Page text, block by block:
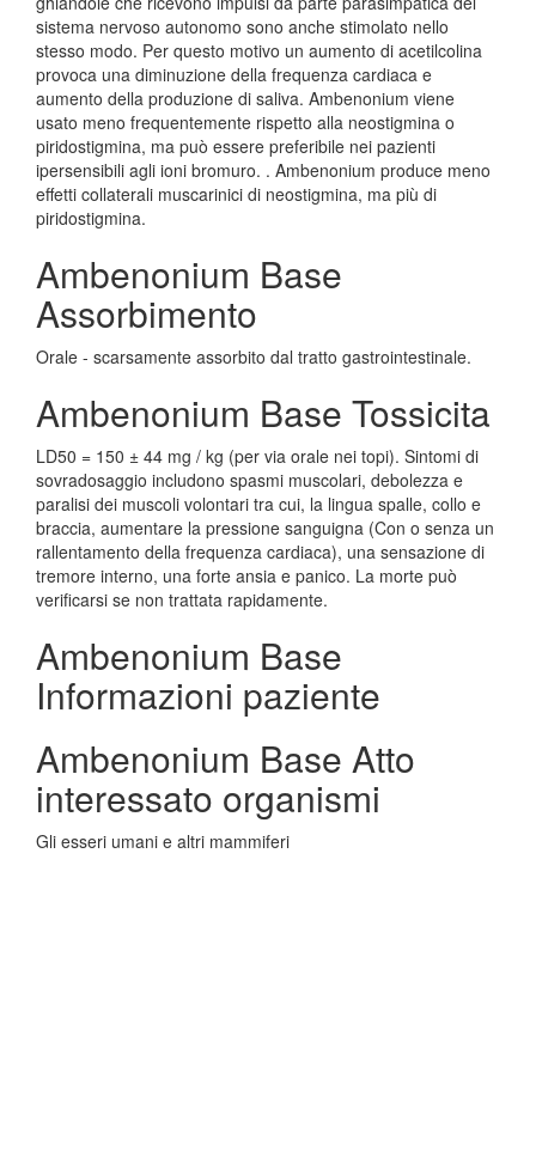
sistema nervoso autonomo sono anche stimolato nello
stesso modo. Per questo motivo un aumento di acetilcolina
provoca una diminuzione della frequenza cardiaca e
aumento della produzione di saliva. Ambenonium viene
usato meno frequentemente rispetto alla neostigmina o
piridostigmina, ma può essere preferibile nei pazienti
ipersensibili agli ioni bromuro. . Ambenonium produce meno
effetti collaterali muscarinici di neostigmina, ma più di
piridostigmina.
Ambenonium Base
Assorbimento
Orale - scarsamente assorbito dal tratto gastrointestinale.
Ambenonium Base Tossicita
LD50 = 150 ± 44 mg / kg (per via orale nei topi). Sintomi di
sovradosaggio includono spasmi muscolari, debolezza e
paralisi dei muscoli volontari tra cui, la lingua spalle, collo e
braccia, aumentare la pressione sanguigna (Con o senza un
rallentamento della frequenza cardiaca), una sensazione di
tremore interno, una forte ansia e panico. La morte può
verificarsi se non trattata rapidamente.
Ambenonium Base
Informazioni paziente
Ambenonium Base Atto
interessato organismi
Gli esseri umani e altri mammiferi